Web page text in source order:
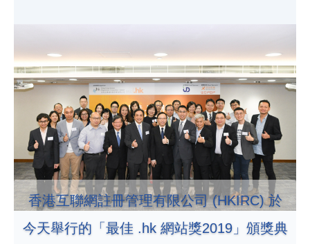
香港互聯網註冊管理有限公司 (HKIRC) 於
今天舉行的「最佳 .hk 網站獎2019」頒獎典